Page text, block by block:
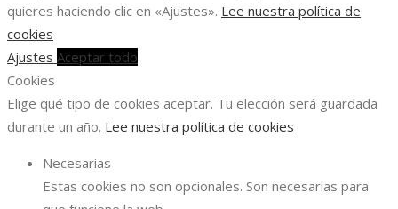
quieres haciendo clic en «Ajustes». Lee nuestra política de
cookies
Ajustes Aceptar todo
Cookies
Elige qué tipo de cookies aceptar. Tu elección será guardada
durante un año. Lee nuestra política de cookies
Necesarias
Estas cookies no son opcionales. Son necesarias para